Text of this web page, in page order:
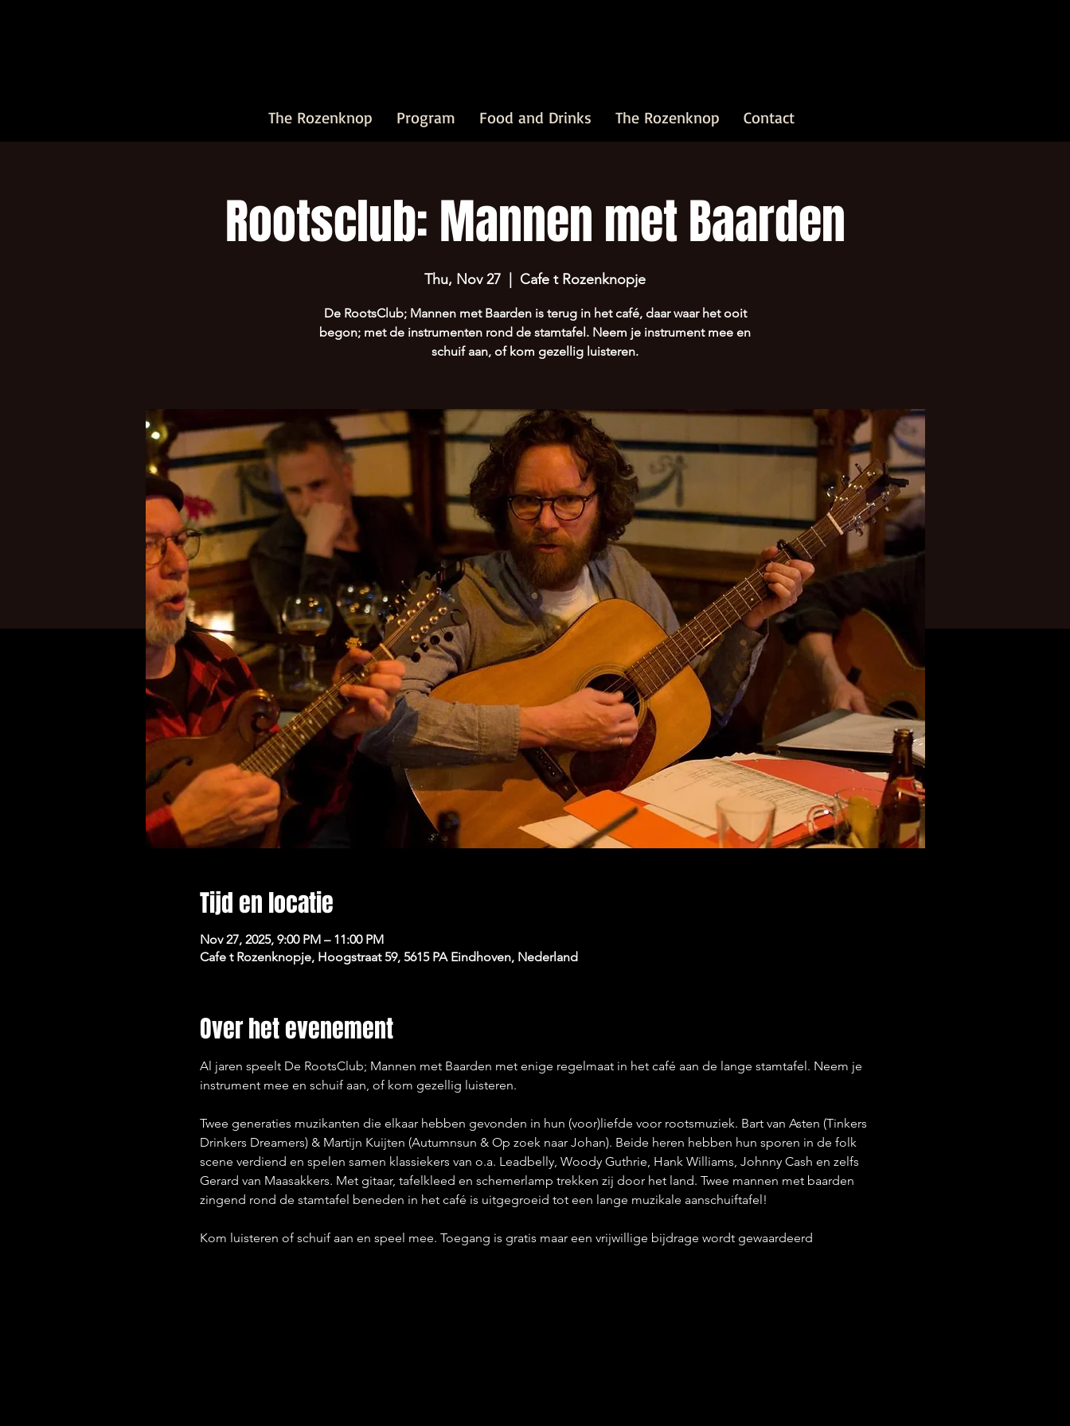
The Rozenknop Program Food and Drinks The Rozenknop Contact
Rootsclub: Mannen met Baarden
Thu, Nov 27 Cafe t Rozenknopje
De RootsClub; Mannen met Baarden is terug in het café, daar waar het ooit
begon; met de instrumenten rond de stamtafel. Neem je instrument mee en
schuif aan, of kom gezellig luisteren.
Tijd en locatie
Nov 27, 2025, 9:00 PM – 11:00 PM
Cafe t Rozenknopje, Hoogstraat 59, 5615 PA Eindhoven, Nederland
Over het evenement
Al jaren speelt De RootsClub; Mannen met Baarden met enige regelmaat in het café aan de lange stamtafel. Neem je
instrument mee en schuif aan, of kom gezellig luisteren.
Twee generaties muzikanten die elkaar hebben gevonden in hun (voor)liefde voor rootsmuziek. Bart van Asten (Tinkers
Drinkers Dreamers) & Martijn Kuijten (Autumnsun & Op zoek naar Johan). Beide heren hebben hun sporen in de folk
scene verdiend en spelen samen klassiekers van o.a. Leadbelly, Woody Guthrie, Hank Williams, Johnny Cash en zelfs
Gerard van Maasakkers. Met gitaar, tafelkleed en schemerlamp trekken zij door het land. Twee mannen met baarden
zingend rond de stamtafel beneden in het café is uitgegroeid tot een lange muzikale aanschuiftafel!
Kom luisteren of schuif aan en speel mee. Toegang is gratis maar een vrijwillige bijdrage wordt gewaardeerd